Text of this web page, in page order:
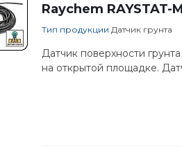
Raychem RAYSTAT-
Тип продукции Датчик грунта
Датчик поверхности
на открытой площадке.